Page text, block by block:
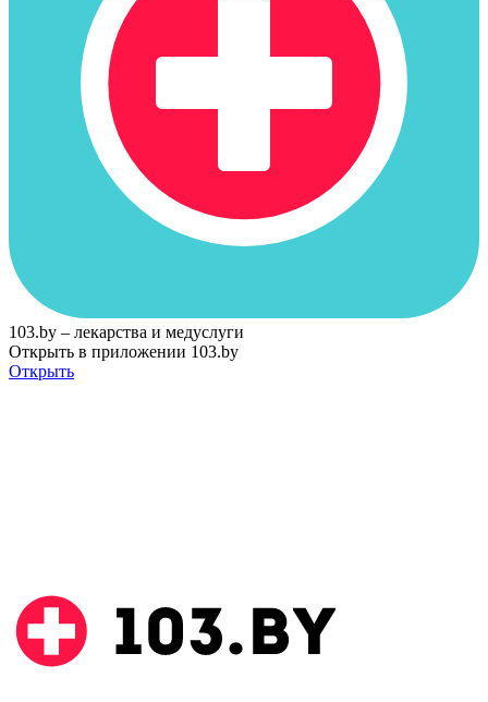
103.by – лекарства и медуслуги
Открыть в приложении 103.by
Открыть